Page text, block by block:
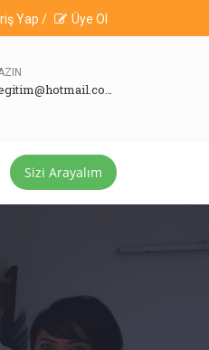
Yap / Üye Ol
yakutegitim@hotmail.com
Sizi Arayalım